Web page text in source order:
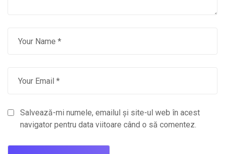
Salvează-mi numele, emailul și site-ul web în acest
navigator pentru data viitoare când o să comentez.